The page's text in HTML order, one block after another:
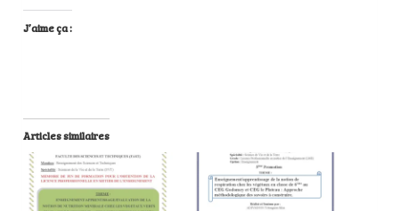
J’aime ça :
Articles similaires